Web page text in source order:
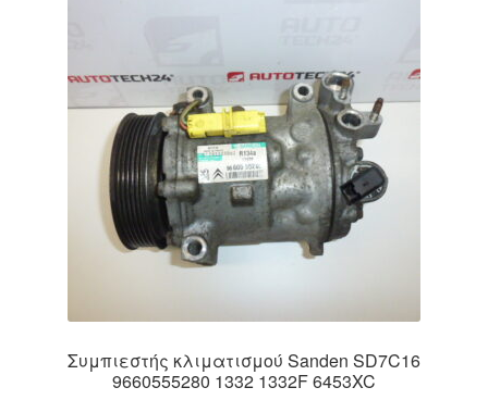
Συμπιεστής κλιματισμού Sanden SD7C16
9660555280 1332 1332F 6453XC